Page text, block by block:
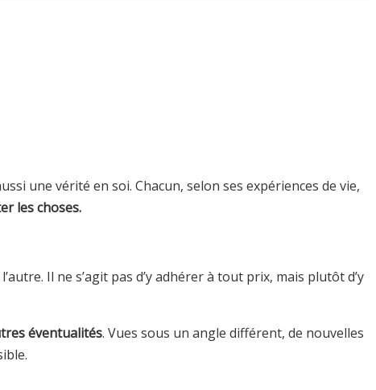
une vérité en soi. Chacun, selon ses expériences de vie,
les choses.
Il ne s’agit pas d’y adhérer à tout prix, mais plutôt d’y
éventualités. Vues sous un angle différent, de nouvelles